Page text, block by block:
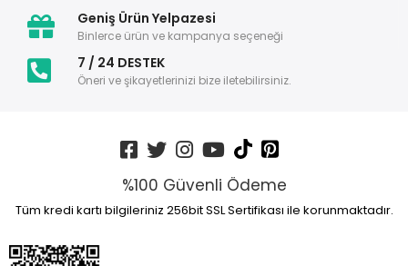
Geniş Ürün Yelpazesi
Binlerce ürün ve kampanya seçeneği
7 / 24 DESTEK
Öneri ve şikayetlerinizi bize iletebilirsiniz.
%100 Güvenli Ödeme
Tüm kredi kartı bilgileriniz 256bit SSL Sertifikası ile korunmaktadır.